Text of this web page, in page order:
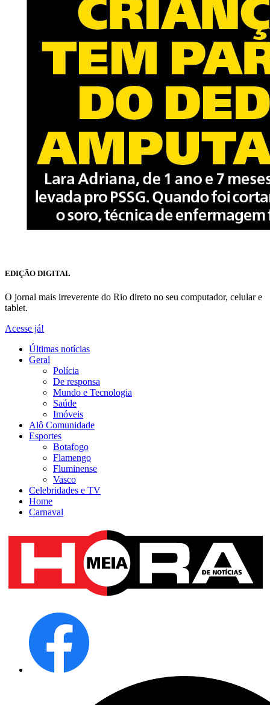
EDIÇÃO DIGITAL
O jornal mais irreverente do Rio direto no seu computador, celular e
tablet.
Acesse já!
Últimas notícias
Geral
Polícia
De responsa
Mundo e Tecnologia
Saúde
Imóveis
Alô Comunidade
Esportes
Botafogo
Flamengo
Fluminense
Vasco
Celebridades e TV
Home
Carnaval